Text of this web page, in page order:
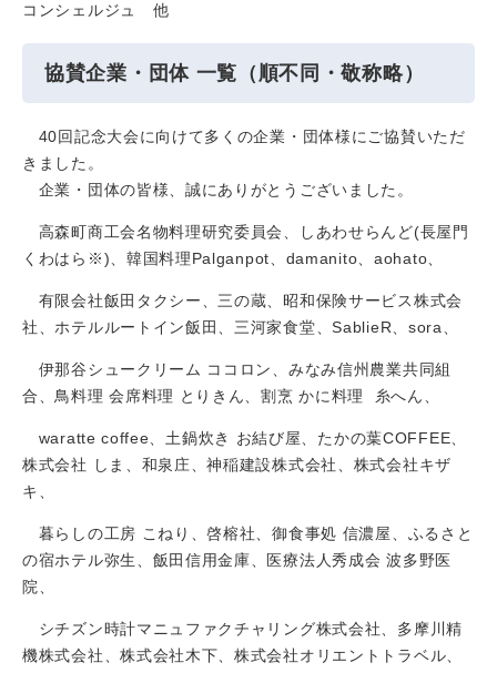
コンシェルジュ 他
協賛企業・団体 一覧（順不同・敬称略）
40回記念大会に向けて多くの企業・団体様にご協賛いただ
きました。
企業・団体の皆様、誠にありがとうございました。
高森町商工会名物料理研究委員会、しあわせらんど(長屋門
くわはら※)、韓国料理Palganpot、damanito、aohato、
有限会社飯田タクシー、三の蔵、昭和保険サービス株式会
社、ホテルルートイン飯田、三河家食堂、SablieR、sora、
伊那谷シュークリーム ココロン、みなみ信州農業共同組
合、鳥料理 会席料理 とりきん、割烹 かに料理 糸へん、
waratte coffee、土鍋炊き お結び屋、たかの葉COFFEE、
株式会社 しま、和泉庄、神稲建設株式会社、株式会社キザ
キ、
暮らしの工房 こねり、啓榕社、御食事処 信濃屋、ふるさと
の宿ホテル弥生、飯田信用金庫、医療法人秀成会 波多野医
院、
シチズン時計マニュファクチャリング株式会社、多摩川精
機株式会社、株式会社木下、株式会社オリエントトラベル、